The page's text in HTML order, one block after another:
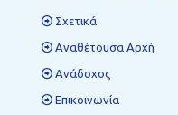
Σχετικά
Αναθέτουσα Αρχή
Ανάδοχος
Επικοινωνία